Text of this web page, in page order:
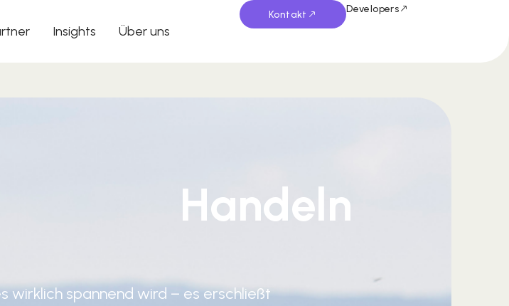
Insights Über uns
Kontakt Developers
Handeln
wirklich spannend wird – es erschließt